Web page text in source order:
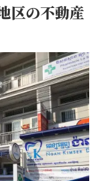
区の不動産